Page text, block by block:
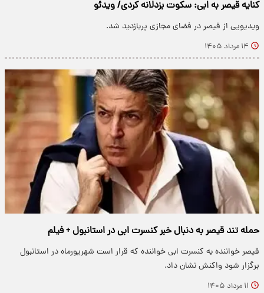
کنایه قیصر به ابی: سکوت بزدلانه کردی/ ویدئو
ویدیویی از قیصر در فضای مجازی پربازدید شد.
۱۴ مرداد ۱۴۰۵
حمله تند قیصر به دنبال خبر کنسرت ابی در استانبول + فیلم
قیصر خواننده به کنسرت ابی خواننده که قرار است شهریورماه در استانبول
برگزار شود واکنش نشان داد.
۱۱ مرداد ۱۴۰۵